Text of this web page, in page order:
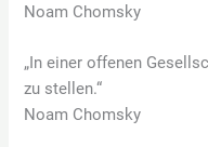
Noam Chomsky
„In einer offenen
zu stellen.“
Noam Chomsky